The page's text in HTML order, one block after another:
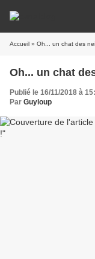
Accueil » Oh... un chat des
Oh... un chat
Publié le 16/11/2018 à
Par Guyloup